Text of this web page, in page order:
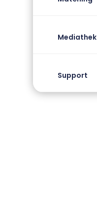
Mediathek
Support